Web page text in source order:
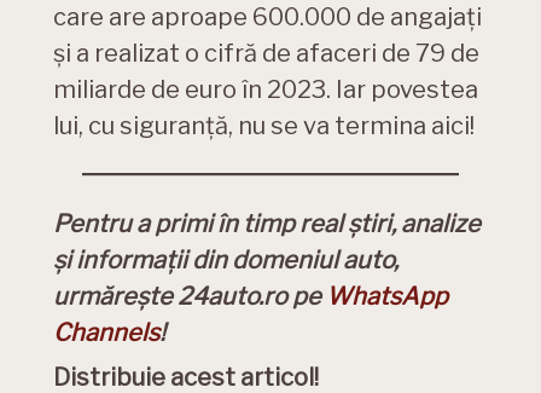
care are aproape 600.000 de angajați
și a realizat o cifră de afaceri de 79 de
miliarde de euro în 2023. Iar povestea
lui, cu siguranță, nu se va termina aici!
Pentru a primi în timp real știri, analize
și informații din domeniul auto,
urmărește 24auto.ro pe WhatsApp
Channels!
Distribuie acest articol!